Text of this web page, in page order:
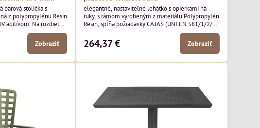
barová stolička s
z polypropylénu Resin
aditívom. Na rozdiel
Faro plné operadlo a
Zobraziť
elegantné, nastaviteľné lehátko s opierkami na
ruky, s rámom vyrobeným z materiálu Polypropylén
Resin, spĺňa požiadavky CATAS (UNI EN 581/1/2/3;
UNI EN 1022) testu, čo je test na nosnosť 200kg.
264,37 € Zobraziť